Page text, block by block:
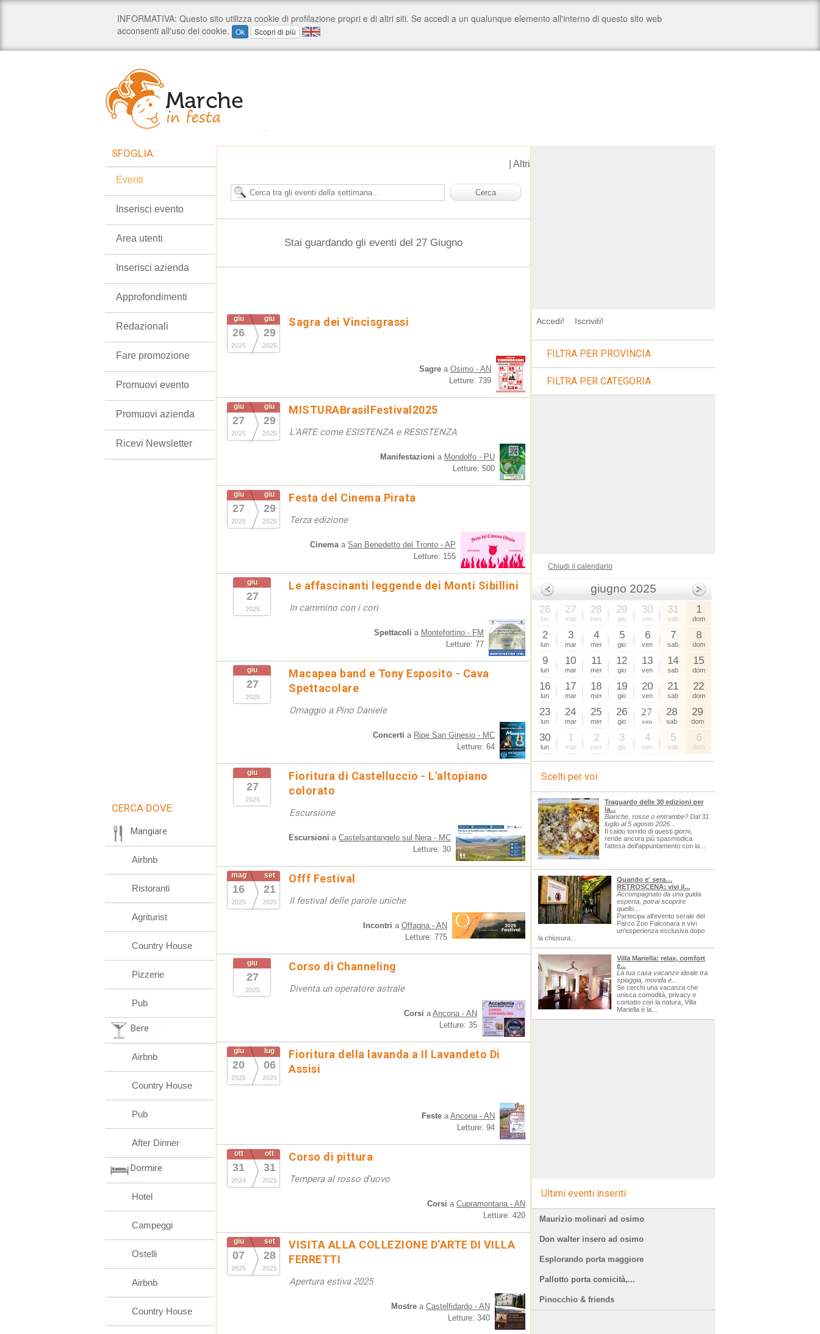
Altri
Stai guardando gli eventi del 27 Giugno
giu
26
2025
giu
29
2025
Sagra dei Vincisgrassi
Sagre a Osimo - AN
Letture: 739
giu
27
2025
giu
29
2025
MISTURABrasilFestival2025
L'ARTE come ESISTENZA e RESISTENZA
Manifestazioni a Mondolfo - PU
Letture: 500
giu
27
2025
giu
29
2025
Festa del Cinema Pirata
Terza edizione
Cinemaa San Benedetto del Tronto - AP
Letture: 155
giu
27
2025
Le affascinanti leggende dei Monti Sibillini
In cammino con i cori
Spettacoli a Montefortino - FM
Letture: 77
giu
27
2025
Macapea band e Tony Esposito - Cava
Spettacolare
Omaggio a Pino Daniele
Concerti a Ripe San Ginesio - MC
Letture: 64
giu
27
2025
Fioritura di Castelluccio - L'altopiano
colorato
Escursione
Escursioni a Castelsantangelo sul Nera - MC
Letture: 30
mag
16
2025
set
21
2025
Offf Festival
Il festival delle parole uniche
Incontri a Offagna - AN
Letture: 775
giu
27
2025
Corso di Channeling
Diventa un operatore astrale
Corsi aAncona - AN
Letture: 35
giu
20
2025
lug
06
2025
Fioritura della lavanda a Il Lavandeto Di
Assisi
Feste aAncona - AN
Letture: 94
ott
31
2024
ott
31
2025
Corso di pittura
Tempera al rosso d'uovo
Corsi a Cupramontana - AN
Letture: 420
giu
07
2025
set
28
2025
VISITA ALLA COLLEZIONE D’ARTE DI VILLA
FERRETTI
Apertura estiva 2025
Mostre a Castelfidardo - AN
Letture: 340
SFOGLIA:
Eventi
Inserisci evento
Area utenti
Inserisci azienda
Approfondimenti
Redazionali
Fare promozione
Promuovi evento
Promuovi azienda
Ricevi Newsletter
CERCA DOVE:
Mangiare
Airbnb
Ristoranti
Agriturist
Country House
Pizzerie
Pub
Bere
Airbnb
Country House
Pub
After Dinner
Dormire
Hotel
Campeggi
Ostelli
Airbnb
Country House
Accedi! Iscriviti!
FILTRA PER PROVINCIA
FILTRA PER CATEGORIA
Chiudi il calendario
giugno 2025
26
lun
27
mar
28
mer
29
gio
30
ven
31
sab
1
dom
2
lun
3
mar
4
mer
5
gio
6
ven
7
sab
8
dom
9
lun
10
mar
11
mer
12
gio
13
ven
14
sab
15
dom
16
lun
17
mar
18
mer
19
gio
20
ven
21
sab
22
dom
23
lun
24
mar
25
mer
26
gio
27
ven
28
sab
29
dom
30
lun
1
mar
2
mer
3
gio
4
ven
5
sab
6
dom
Scelti per voi
Traguardo delle 30 edizioni per
la...
Bianche, rosse o entrambe? Dal 31
luglio al 5 agosto 2026...
Il caldo torrido di questi giorni,
rende ancora più spasmodica
l'attesa dell'appuntamento con la...
Quando e' sera…
RETROSCENA: vivi il...
Accompagnato da una guida
esperta, potrai scoprire
quello...
Partecipa all'evento serale del
Parco Zoo Falconara e vivi
un'esperienza esclusiva dopo
la chiusura...
Villa Mariella: relax, comfort
e...
La tua casa vacanze ideale tra
spiaggia, movida e...
Se cerchi una vacanza che
unisca comodità, privacy e
contatto con la natura, Villa
Mariella è la...
Ultimi eventi inseriti
Maurizio molinari ad osimo
Don walter insero ad osimo
Esplorando porta maggiore
Pallotto porta comicità,...
Pinocchio & friends